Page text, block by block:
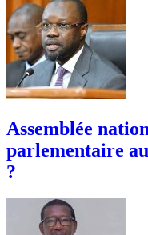
Assemblée
parlementaire
?